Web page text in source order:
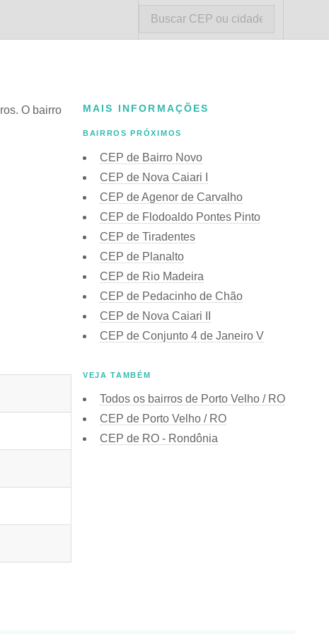
O bairro
MAIS INFORMAÇÕES
BAIRROS PRÓXIMOS
CEP de Bairro Novo
CEP de Nova Caiari I
CEP de Agenor de Carvalho
CEP de Flodoaldo Pontes Pinto
CEP de Tiradentes
CEP de Planalto
CEP de Rio Madeira
CEP de Pedacinho de Chão
CEP de Nova Caiari II
CEP de Conjunto 4 de Janeiro V
VEJA TAMBÉM
Todos os bairros de Porto Velho / RO
CEP de Porto Velho / RO
CEP de RO - Rondônia